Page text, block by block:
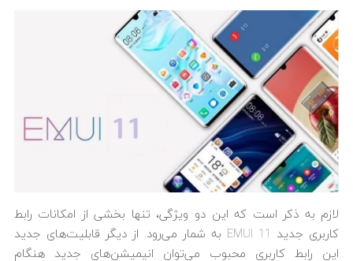
لازم به ذکر است که این دو ویژگی، تنها بخشی از امکانات رابط
کاربری جدید EMUI 11 به شمار می‌رود. از دیگر قابلیت‌های جدید
این رابط کاربری محبوب می‌توان انیمیشن‌های جدید هنگام